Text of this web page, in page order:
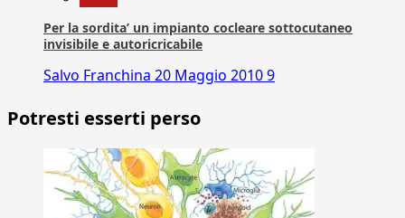
Per la sordita’ un impianto cocleare sottocutaneo
invisibile e autoricricabile
Salvo Franchina 20 Maggio 20109
Potresti esserti perso